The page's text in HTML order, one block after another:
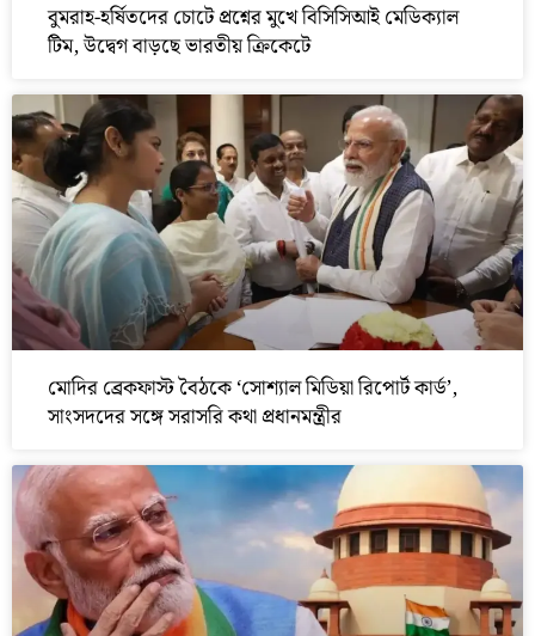
বুমরাহ-হর্ষিতদের চোটে প্রশ্নের মুখে বিসিসিআই মেডিক্যাল
টিম, উদ্বেগ বাড়ছে ভারতীয় ক্রিকেটে
মোদির ব্রেকফাস্ট বৈঠকে ‘সোশ্যাল মিডিয়া রিপোর্ট কার্ড’,
সাংসদদের সঙ্গে সরাসরি কথা প্রধানমন্ত্রীর